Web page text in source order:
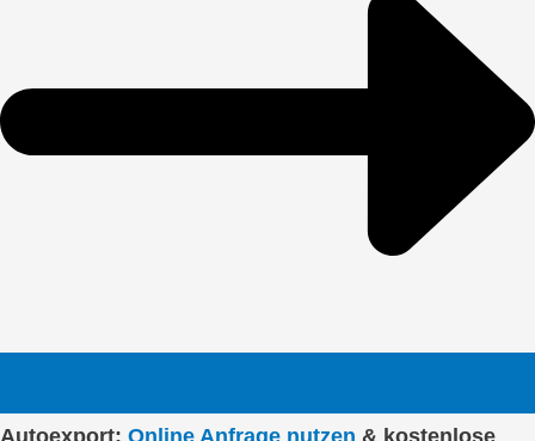
Autoexport: Online Anfrage nutzen & kostenlose